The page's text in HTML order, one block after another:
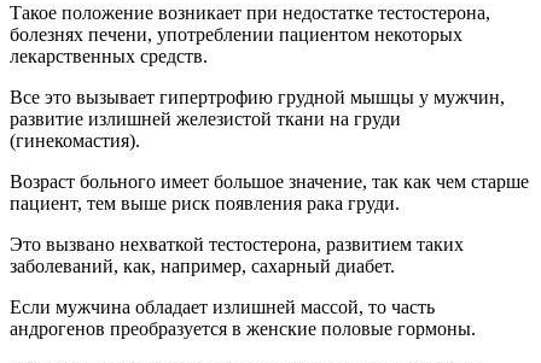
Такое положение возникает при недостатке тестостерона,
болезнях печени, употреблении пациентом некоторых
лекарственных средств.
Все это вызывает гипертрофию грудной мышцы у мужчин,
развитие излишней железистой ткани на груди
(гинекомастия).
Возраст больного имеет большое значение, так как чем старше
пациент, тем выше риск появления рака груди.
Это вызвано нехваткой тестостерона, развитием таких
заболеваний, как, например, сахарный диабет.
Если мужчина обладает излишней массой, то часть
андрогенов преобразуется в женские половые гормоны.